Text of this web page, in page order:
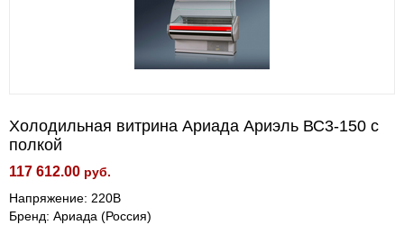
Холодильная витрина Ариада Ариэль ВС3-150 с
полкой
117 612.00 руб.
Напряжение: 220В
Бренд: Ариада (Россия)